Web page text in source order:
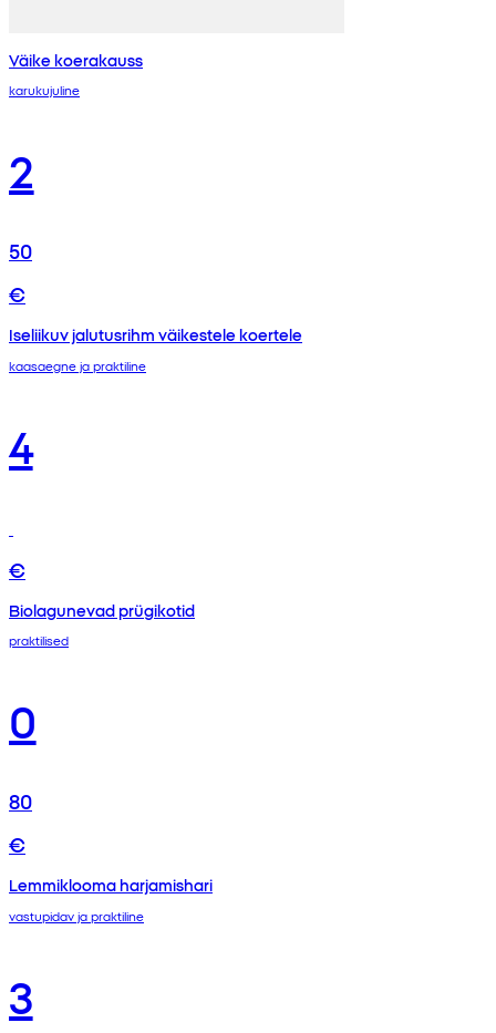
Väike koerakauss
karukujuline
2
50
€
Iseliikuv jalutusrihm väikestele koertele
kaasaegne ja praktiline
4
€
Biolagunevad prügikotid
praktilised
0
80
€
Lemmiklooma harjamishari
vastupidav ja praktiline
3